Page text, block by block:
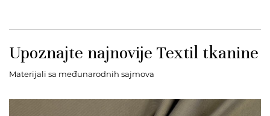
Upoznajte najnovije Textil tkanine
Materijali sa međunarodnih sajmova